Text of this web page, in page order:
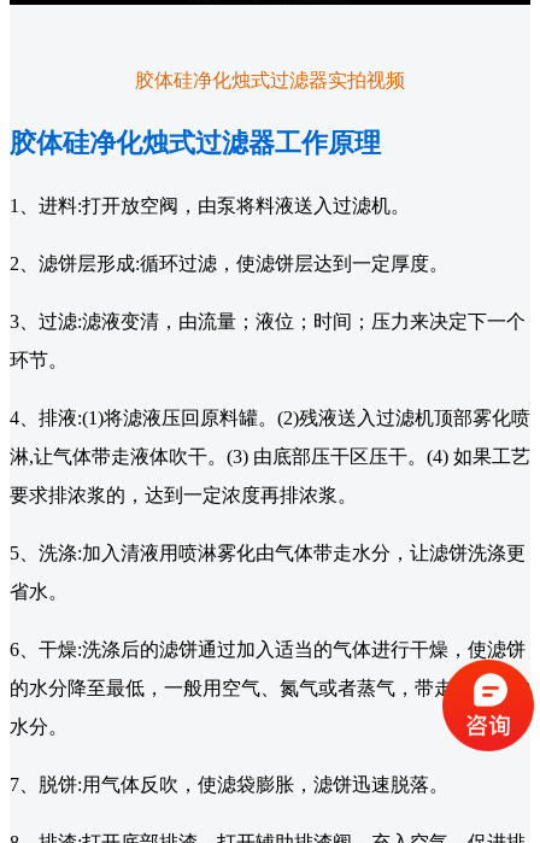
胶体硅净化烛式过滤器实拍视频
胶体硅净化烛式过滤器工作原理
1、进料:打开放空阀，由泵将料液送入过滤机。
2、滤饼层形成:循环过滤，使滤饼层达到一定厚度。
3、过滤:滤液变清，由流量；液位；时间；压力来决定下一个
环节。
4、排液:(1)将滤液压回原料罐。(2)残液送入过滤机顶部雾化喷
淋,让气体带走液体吹干。(3) 由底部压干区压干。(4) 如果工艺
要求排浓浆的，达到一定浓度再排浓浆。
5、洗涤:加入清液用喷淋雾化由气体带走水分，让滤饼洗涤更
省水。
6、干燥:洗涤后的滤饼通过加入适当的气体进行干燥，使滤饼
的水分降至最低，一般用空气、氮气或者蒸气，带走滤饼中的
水分。
7、脱饼:用气体反吹，使滤袋膨胀，滤饼迅速脱落。